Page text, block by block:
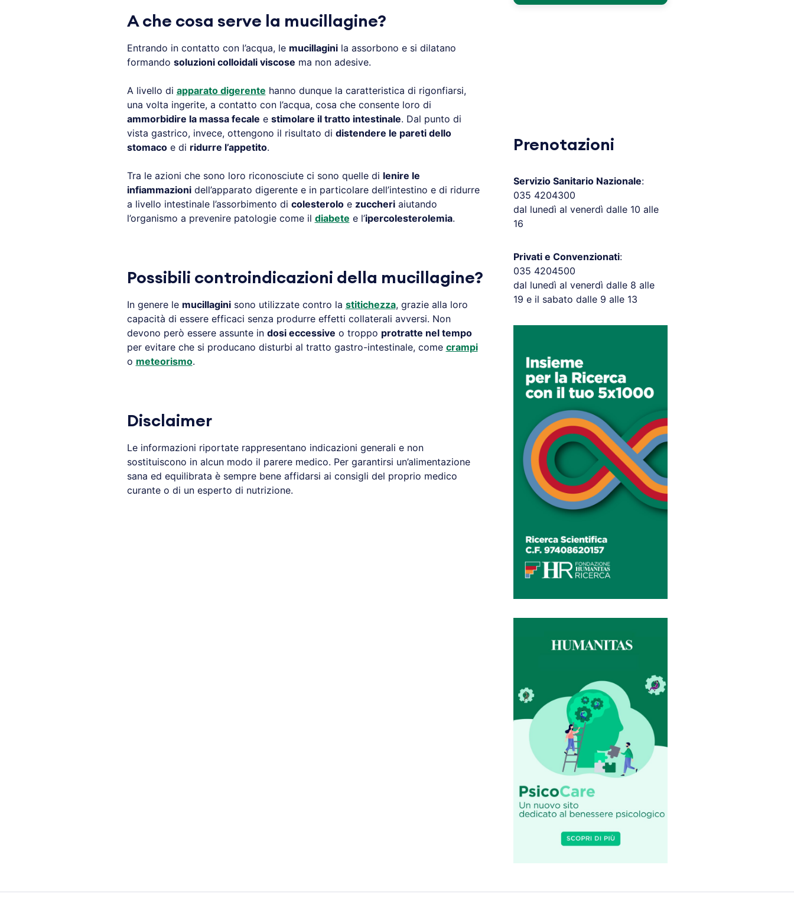
A che cosa serve la mucillagine?
Entrando in contatto con l’acqua, le mucillaginila assorbono e si dilatano
formando soluzioni colloidali viscose ma non adesive.
A livello di apparato digerente hanno dunque la caratteristica di rigonfiarsi,
una volta ingerite, a contatto con l’acqua, cosa che consente loro di
ammorbidire la massa fecale e stimolare il tratto intestinale. Dal punto di
vista gastrico, invece, ottengono il risultato di distendere le pareti dello
stomacoe di ridurre l’appetito.
Tra le azioni che sono loro riconosciute ci sono quelle di lenire le
infiammazionidell’apparato digerente e in particolare dell’intestino e di ridurre
a livello intestinale l’assorbimento di colesteroloe zuccheriaiutando
l’organismo a prevenire patologie come il diabete e l’ipercolesterolemia.
Possibili controindicazioni della mucillagine?
In genere le mucillaginisono utilizzate contro la stitichezza, grazie alla loro
capacità di essere efficaci senza produrre effetti collaterali avversi. Non
devono però essere assunte in dosi eccessive o troppo protratte nel tempo
per evitare che si producano disturbi al tratto gastro-intestinale, come crampi
o meteorismo.
Disclaimer
Le informazioni riportate rappresentano indicazioni generali e non
sostituiscono in alcun modo il parere medico. Per garantirsi un’alimentazione
sana ed equilibrata è sempre bene affidarsi ai consigli del proprio medico
curante o di un esperto di nutrizione.
Prenotazioni
Servizio Sanitario Nazionale:
035 4204300
dal lunedì al venerdì dalle 10 alle
16
Privati e Convenzionati:
035 4204500
dal lunedì al venerdì dalle 8 alle
19 e il sabato dalle 9 alle 13